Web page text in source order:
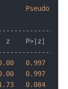
Pseudo
z    P>|z|
0.997
0.997
0.084